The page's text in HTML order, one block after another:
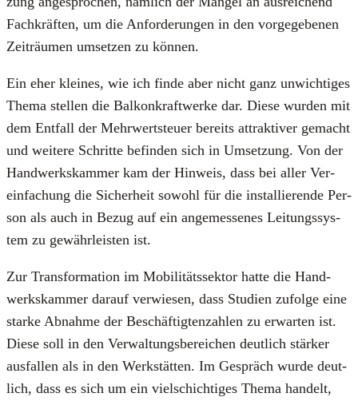
Fach­kräf­ten, um die Anfor­de­run­gen in den vor­ge­ge­be­nen
Zeit­räu­men umset­zen zu kön­nen.
Ein eher klei­nes, wie ich fin­de aber nicht ganz unwich­ti­ges
The­ma stel­len die Bal­kon­kraft­wer­ke dar. Die­se wur­den mit
dem Ent­fall der Mehr­wert­steu­er bereits attrak­ti­ver gemacht
und wei­te­re Schrit­te befin­den sich in Umset­zung. Von der
Hand­werks­kam­mer kam der Hin­weis, dass bei aller Ver­
ein­fa­chung die Sicher­heit sowohl für die instal­lie­ren­de Per­
son als auch in Bezug auf ein ange­mes­se­nes Lei­tungs­sys­
tem zu gewähr­leis­ten ist.
Zur Trans­for­ma­ti­on im Mobi­li­täts­sek­tor hat­te die Hand­
werks­kam­mer dar­auf ver­wie­sen, dass Stu­di­en zufol­ge eine
star­ke Abnah­me der Beschäf­tig­ten­zah­len zu erwar­ten ist.
Die­se soll in den Ver­wal­tungs­be­rei­chen deut­lich stär­ker
aus­fal­len als in den Werk­stät­ten. Im Gespräch wur­de deut­
lich, dass es sich um ein viel­schich­ti­ges The­ma han­delt,